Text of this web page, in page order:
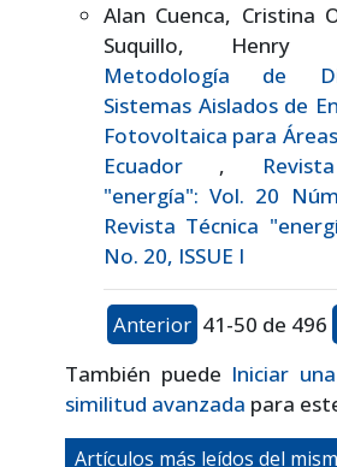
Alan Cuenca, Cristina
Suquillo, Henry
Metodología de
Sistemas Aislados de
Fotovoltaica para
Ecuador ,
"energía": Vol. 20
Revista Técnica
No. 20, ISSUE I
Anterior 41-50 de 496
También puede Iniciar
similitud avanzada para
Artículos más leídos del